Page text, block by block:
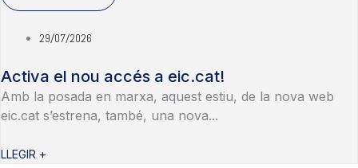
29/07/2026
Activa el nou accés a eic.cat!
Amb la posada en marxa, aquest estiu, de la nova web
eic.cat s’estrena, també, una nova...
LLEGIR +